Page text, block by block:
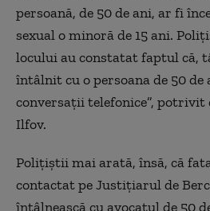
persoană, de 50 de ani, ar fi
sexual o minoră de 15 ani.
locului au constatat faptul că,
întâlnit cu o persoana de 50
conversații telefonice”,
Ilfov.
Polițiștii mai arată, însă, că
contactat pe Justițiarul de
întâlnească cu avocatul de 50